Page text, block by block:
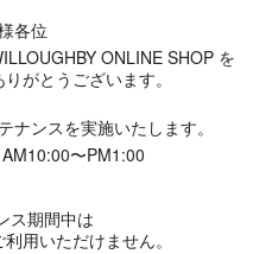
各位
ONLINE SHOP を
がとうございます。
ナンスを実施いたします。
〜PM1:00
ス期間中は
用いただけません。